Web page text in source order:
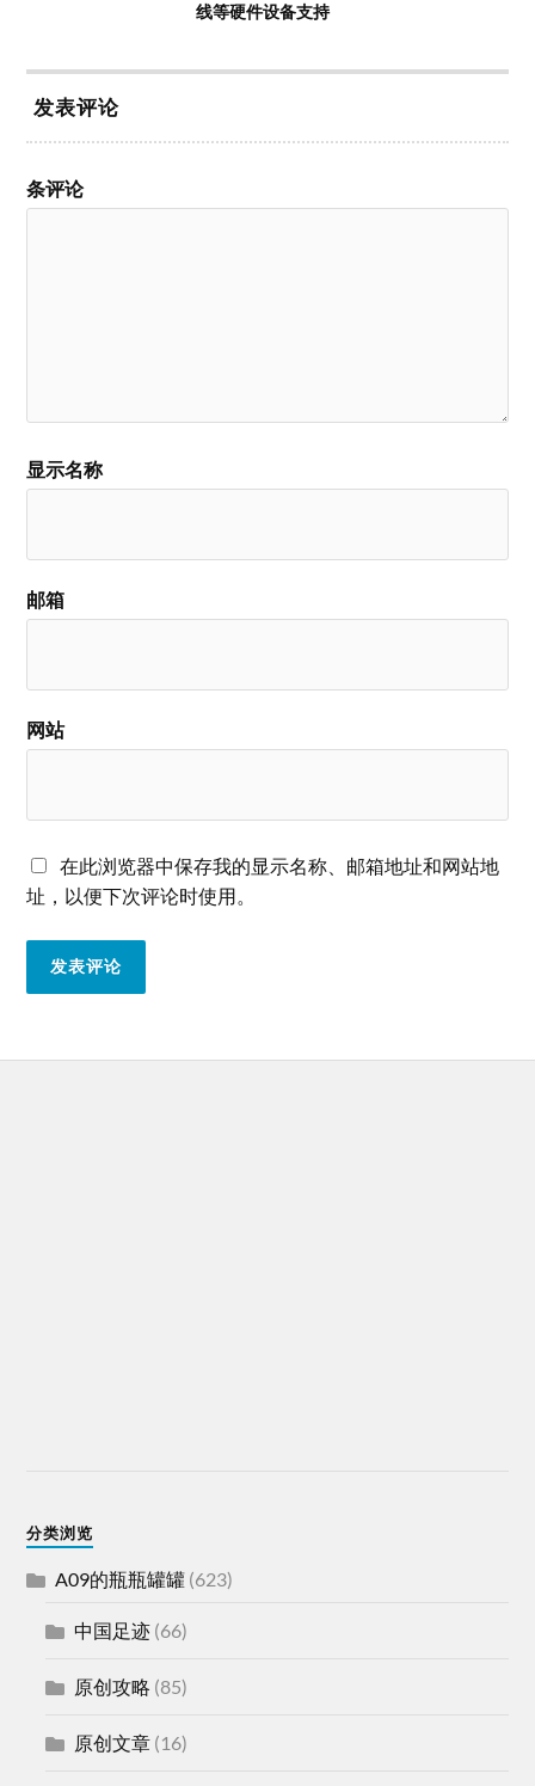
线等硬件设备支持
发表评论
条评论
显示名称
邮箱
网站
在此浏览器中保存我的显示名称、邮箱地址和网站地
址，以便下次评论时使用。
分类浏览
A09的瓶瓶罐罐 (623)
中国足迹 (66)
原创攻略 (85)
原创文章 (16)